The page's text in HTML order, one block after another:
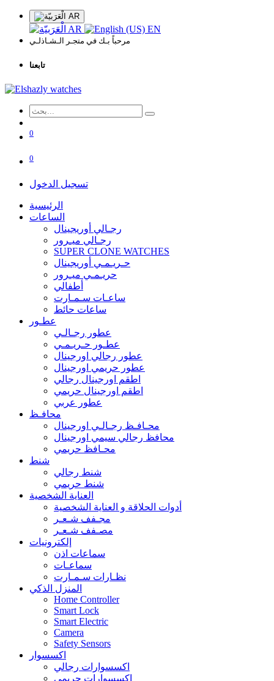
AR
AR EN
مرحباً بـك في متجـر الـشـاذلـي
تابعنا
0
0
تسجيل الدخول
الرئيسية
الساعات
رجـالي أوريجينال
رجـالي ميـرور
SUPER CLONE WATCHES
حـريـمـي أوريجينال
حريـمـي ميـرور
أطفالي
ساعـات سـمـارت
ساعات حائط
عطـور
عطور رجـالـي
عطـور حـريـمـي
عطور رجالي اورجينال
عطور حريمي اورجينال
اطقم اورجينال رجالي
اطقم اورجينال حريمي
عطور عربي
محافـظ
محـافـظ رجـالـي اورجينال
محافظ رجالي سيمي اورجينال
محـافظ حريمي
شنط
شنط رجالي
شنط حريمي
العناية الشخصية
أدوات الحلاقة و العناية الشخصية
مجـفف شـعـر
مصـفف شـعـر
إلكترونيات
سماعات اذن
سماعـات
نظـارات سـمـارت
المنزل الذكي
Home Controller
Smart Lock
Smart Electric
Camera
Safety Sensors
اكسسوار
اكسسوارات رجالي
اكسسوارات حريمي